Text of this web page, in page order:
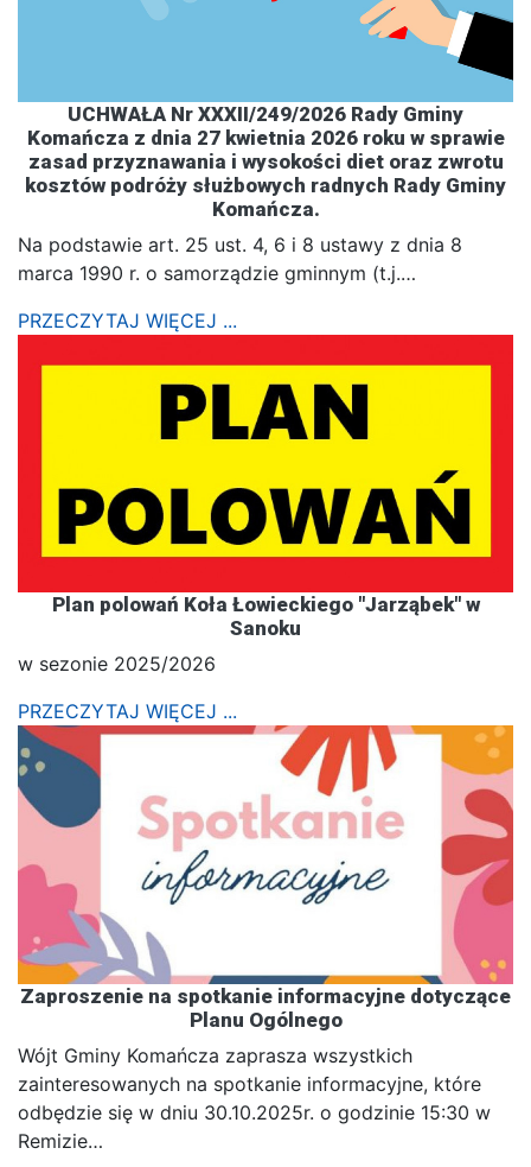
UCHWAŁA Nr XXXII/249/2026 Rady Gminy
Komańcza z dnia 27 kwietnia 2026 roku w sprawie
zasad przyznawania i wysokości diet oraz zwrotu
kosztów podróży służbowych radnych Rady Gminy
Komańcza.
Na podstawie art. 25 ust. 4, 6 i 8 ustawy z dnia 8
marca 1990 r. o samorządzie gminnym (t.j.…
PRZECZYTAJ WIĘCEJ ...
Plan polowań Koła Łowieckiego "Jarząbek" w
Sanoku
w sezonie 2025/2026
PRZECZYTAJ WIĘCEJ ...
Zaproszenie na spotkanie informacyjne dotyczące
Planu Ogólnego
Wójt Gminy Komańcza zaprasza wszystkich
zainteresowanych na spotkanie informacyjne, które
odbędzie się w dniu 30.10.2025r. o godzinie 15:30 w
Remizie…